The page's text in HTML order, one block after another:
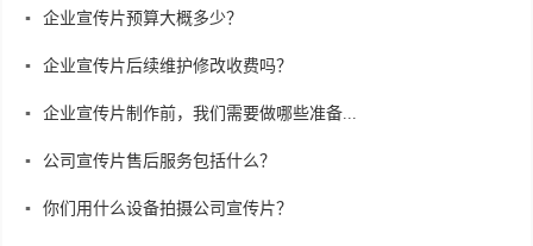
企业宣传片预算大概多少？
企业宣传片后续维护修改收费吗？
企业宣传片制作前，我们需要做哪些准备...
公司宣传片售后服务包括什么？
你们用什么设备拍摄公司宣传片？